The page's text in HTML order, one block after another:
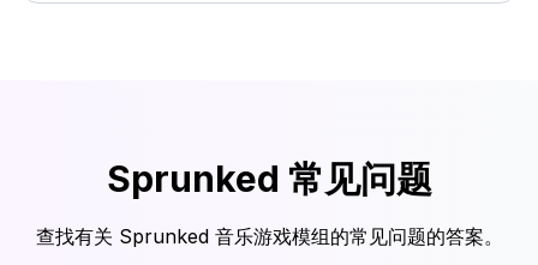
Sprunked 常见问题
查找有关 Sprunked 音乐游戏模组的常见问题的答案。